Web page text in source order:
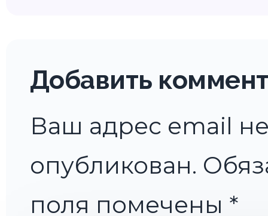
Добавить
Ваш адрес email
опубликован.
поля помечены *